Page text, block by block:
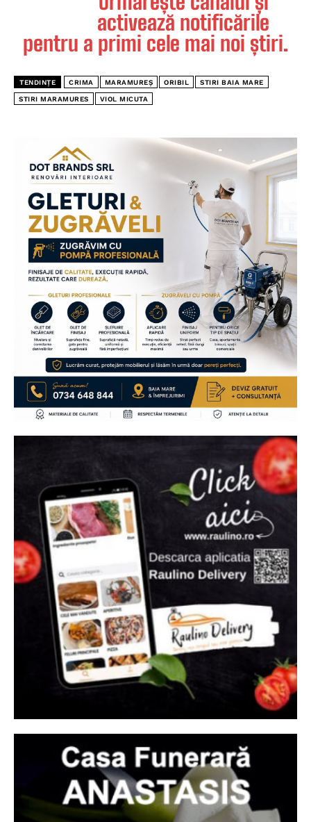
activează notificările
pentru a primi cele mai noi știri.
TENDINȚE CRIMA MARAMUREȘ ORIBIL STIRI BAIA MARE
STIRI MARAMURES VIOL MICUTA